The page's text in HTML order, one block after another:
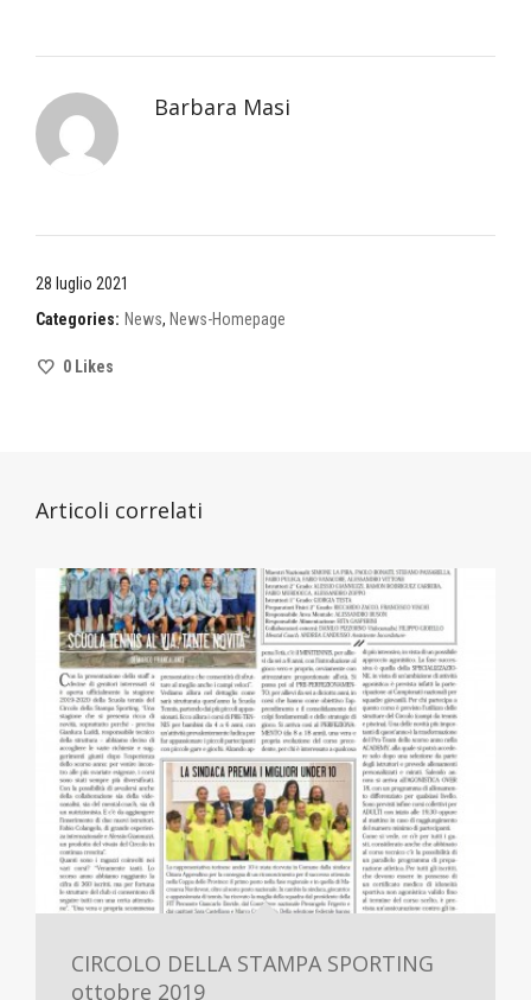
Barbara Masi
28 luglio 2021
Categories: News, News-Homepage
0 Likes
Articoli correlati
CIRCOLO DELLA STAMPA SPORTING
ottobre 2019